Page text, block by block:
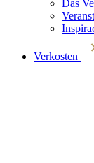
Das
Verkosten